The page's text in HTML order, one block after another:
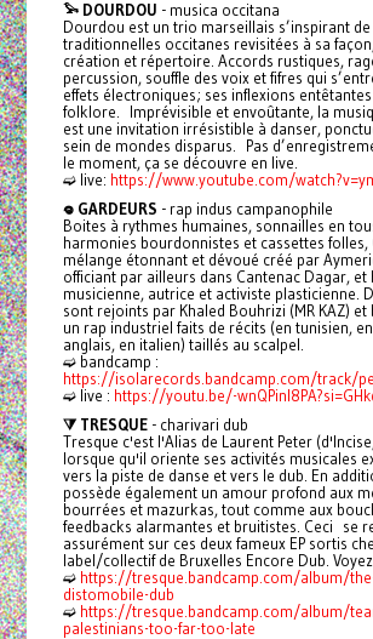
𓅩 DOURDOU - musica occitana
Dourdou est un trio marseillais s’inspirant
traditionnelles occitanes revisitées à sa
création et répertoire. Accords rustiques,
percussion, souffle des voix et fifres qui
effets électroniques; ses inflexions
folklore. Imprévisible et envoûtante, la
est une invitation irrésistible à danser,
sein de mondes disparus. Pas
le moment, ça se découvre en live.
➫ live: https://www.youtube.com/
𖦹 GARDEURS - rap indus campanophile
Boites à rythmes humaines, sonnailles en
harmonies bourdonnistes et cassettes folles,
mélange étonnant et dévoué créé par
officiant par ailleurs dans Cantenac Dagar, et
musicienne, autrice et activiste plasticienne.
sont rejoints par Khaled Bouhrizi (MR KAZ) et
un rap industriel faits de récits (en tunisien,
anglais, en italien) taillés au scalpel.
➫ bandcamp :
https://isolarecords.bandcamp.com/track/
➫ live : https://youtu.be/-
⧩ TRESQUE- charivari dub
Tresque c'est l'Alias de Laurent Peter
lorsque qu'il oriente ses activités musicales
vers la piste de danse et vers le dub. En
possède également un amour profond aux
bourrées et mazurkas, tout comme aux
feedbacks alarmantes et bruitistes. Ceci se
assurément sur ces deux fameux EP sortis
label/collectif de Bruxelles Encore Dub.
➫ https://tresque.bandcamp.com/album/
distomobile-dub
➫ https://tresque.bandcamp.com/album/
palestinians-too-far-too-late